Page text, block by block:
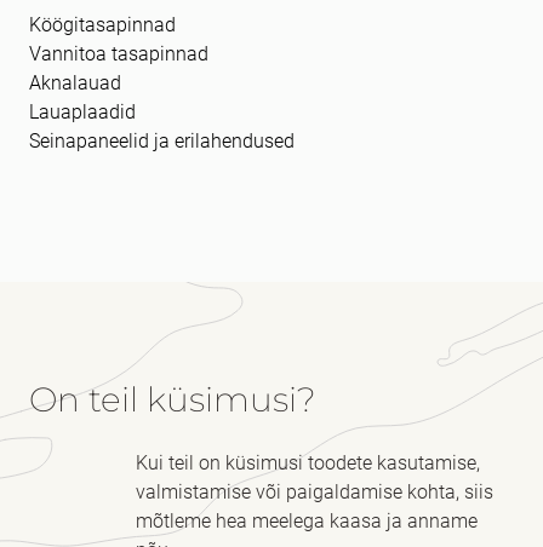
Köögitasapinnad
Vannitoa tasapinnad
Aknalauad
Lauaplaadid
Seinapaneelid ja erilahendused
On teil küsimusi?
Kui teil on küsimusi toodete kasutamise,
valmistamise või paigaldamise kohta, siis
mõtleme hea meelega kaasa ja anname